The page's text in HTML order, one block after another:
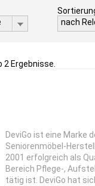
nach
2 Ergebnisse.
DeviGo ist eine Marke
Seniorenmöbel-
2001 erfolgreich als
Bereich Pflege-,
tätig ist. DeviGo hat